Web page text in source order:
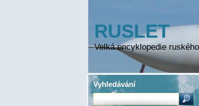
RUSLET
Velká encyklopedie
Vyhledávání